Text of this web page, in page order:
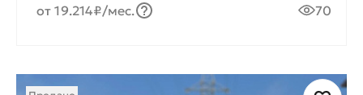
от 19.214₽/мес. 70